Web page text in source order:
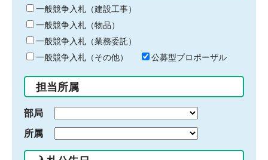
キ
ー
ワ
ー
ド
入
力
一般競争入札（建設工事）
一般競争入札（物品）
一般競争入札（業務委託）
一般競争入札（その他）
公募型プロポーザル
担当所属
部局
所属